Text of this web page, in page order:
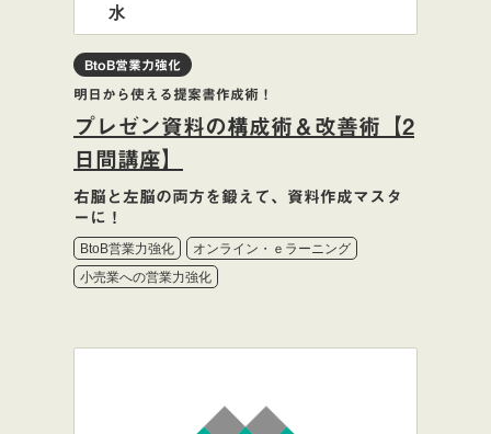
水
BtoB営業力強化
明日から使える提案書作成術！
プレゼン資料の構成術＆改善術【2
日間講座】
右脳と左脳の両方を鍛えて、資料作成マスタ
ーに！
BtoB営業力強化
オンライン・ｅラーニング
小売業への営業力強化